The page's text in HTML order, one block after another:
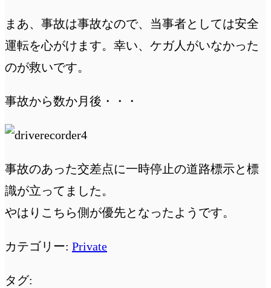
まあ、事故は事故なので、当事者としては安全
運転を心がけます。幸い、ケガ人がいなかった
のが救いです。
事故から数か月後・・・
事故のあった交差点に一時停止の道路標示と標
識が立ってました。
やはりこちら側が優先となったようです。
カテゴリー: Private
タグ: